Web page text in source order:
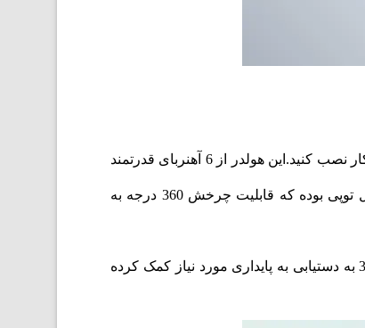
Joyroom JR-ZS311 به گونه‌ای طراحی شده است که می‌توانید آن را در قسمت‌های مختلف داشبورد ماشین و حتی میز کار نصب کنید.این هولدر از 6 آهنربای قدرتمند
تشکیل شده که قادر است دستگاه متصل به خود را به خوبی در هر شرایطی با ثبات بالا نگهدارد. سر این هولدر دارای مفصل توپی بوده که قابلیت چرخش 360 درجه به
پایه طراحی شده مخصوص به شما امکان می‌دهد به راحتی پایه را در هر مکانی نصب کنید. استفاده از نوار بسیار قوی نانو 3M به دستیابی به پایداری مورد نیاز کمک کرده